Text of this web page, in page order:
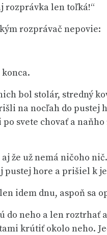
rozprávka len toľká!“
rozprávač nepovie:
bol stolár, stredný
na nocľah do
svete chovať a
že už nemá ničoho
pustej hore a prišiel k
idem dnu, aspoň sa
do neho a len
krútiť okolo neho.